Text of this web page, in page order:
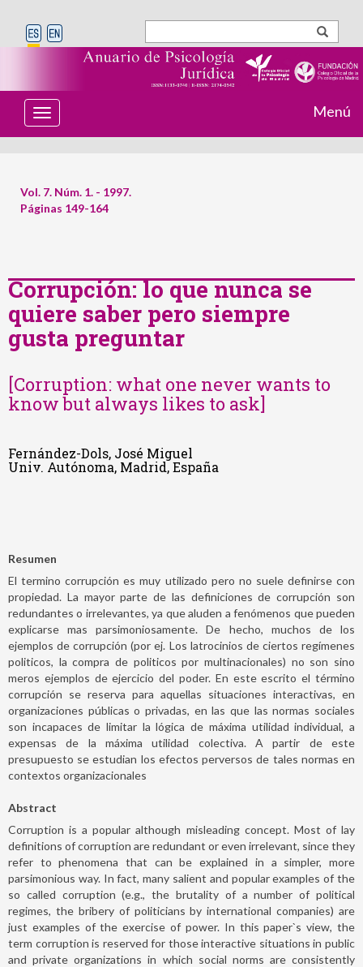
T
o
g
n
a
t
i
n
Menú
Vol. 7. Núm. 1. - 1997.
Páginas 149-164
Corrupción: lo que nunca se
quiere saber pero siempre
gusta preguntar
[Corruption: what one never wants to
know but always likes to ask]
Fernández-Dols, José Miguel
Univ. Autónoma, Madrid, España
Resumen
El termino corrupción es muy utilizado pero no suele definirse con
propiedad. La mayor parte de las definiciones de corrupción son
redundantes o irrelevantes, ya que aluden a fenómenos que pueden
explicarse mas parsimoniosamente. De hecho, muchos de los
ejemplos de corrupción (por ej. Los latrocinios de ciertos regímenes
politicos, la compra de politicos por multinacionales) no son sino
meros ejemplos de ejercicio del poder. En este escrito el término
corrupción se reserva para aquellas situaciones interactivas, en
organizaciones públicas o privadas, en las que las normas sociales
son incapaces de limitar la lógica de máxima utilidad individual, a
expensas de la máxima utilidad colectiva. A partir de este
presupuesto se estudian los efectos perversos de tales normas en
contextos organizacionales
Abstract
Corruption is a popular although misleading concept. Most of lay
definitions of corruption are redundant or even irrelevant, since they
refer to phenomena that can be explained in a simpler, more
parsimonious way. In fact, many salient and popular examples of the
so called corruption (e.g., the brutality of a number of political
regimes, the bribery of politicians by international companies) are
just examples of the exercise of power. In this paper`s view, the
term corruption is reserved for those interactive situations in public
and private organizations in which social norms are consistently